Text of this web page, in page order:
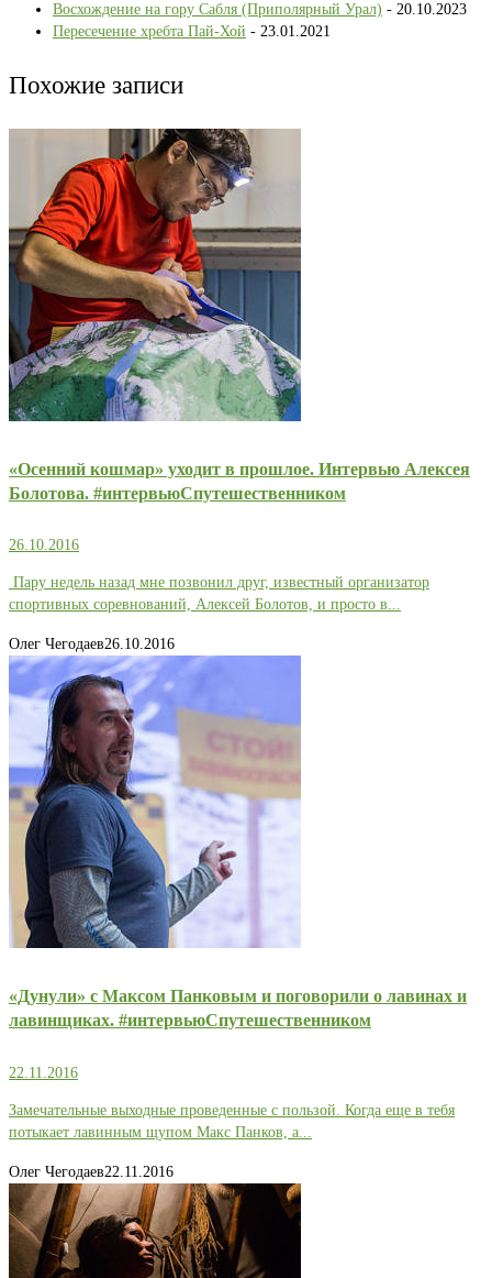
Восхождение на гору Сабля (Приполярный Урал) - 20.10.2023
Пересечение хребта Пай-Хой - 23.01.2021
Похожие записи
«Осенний кошмар» уходит в прошлое. Интервью Алексея
Болотова. #интервьюСпутешественником
26.10.2016
Пару недель назад мне позвонил друг, известный организатор
спортивных соревнований, Алексей Болотов, и просто в...
Олег Чегодаев26.10.2016
«Дунули» с Максом Панковым и поговорили о лавинах и
лавинщиках. #интервьюСпутешественником
22.11.2016
Замечательные выходные проведенные с пользой. Когда еще в тебя
потыкает лавинным щупом Макс Панков, а...
Олег Чегодаев22.11.2016